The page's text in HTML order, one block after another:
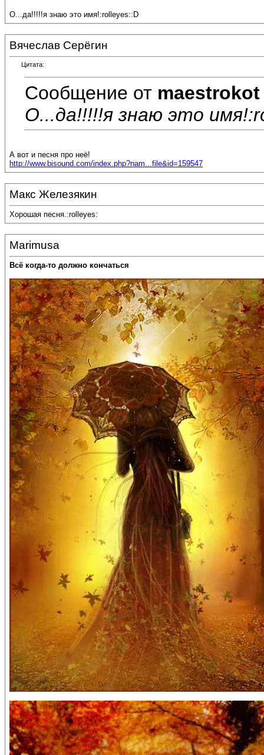
О...да!!!!!я знаю это имя!:rolleyes::D
Вячеслав Серёгин
Цитата:
Сообщение от maestrokot
О...да!!!!!я знаю это
А вот и песня про неё!
http://www.bisound.com/index.php?nam...file&id=159547
Макс Железякин
Хорошая песня.:rolleyes:
Marimusa
Всё когда-то должно кончаться